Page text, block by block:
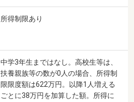
所得制限あり
中学3年生まではなし。高校生等は、
扶養親族等の数が0人の場合、所得制
限限度額は622万円。以降1人増える
ごとに38万円を加算した額。所得に